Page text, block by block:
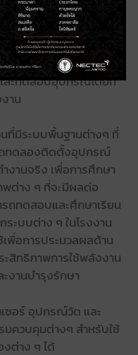
นเพื่อใช้ในการถ่ายทอด
ๆ ของโครงการ IDA ให้
ะกอบการที่ทำหน้าที่ติด
: SI) โดยผู้สนใจ
ละทดสอบอุปกรณ์โดยที่
าน
นที่มีระบบพื้นฐานต่างๆ ที่
ทดลองติดตั้งอุปกรณ์
งานจริง เพื่อการศึกษา
ต่าง ๆ ที่จะมีผลต่อ
ถทดสอบและศึกษาเรียน
ะบบต่าง ๆ ในโรงงาน
เพื่อการประมวลผลด้าน
ะสิทธิภาพการใช้พลังงาน
งานบำรุงรักษา
ซอร์ อุปกรณ์วัด และ
ควบคุมต่างๆ สำหรับใช้
ต่าง ๆ ได้